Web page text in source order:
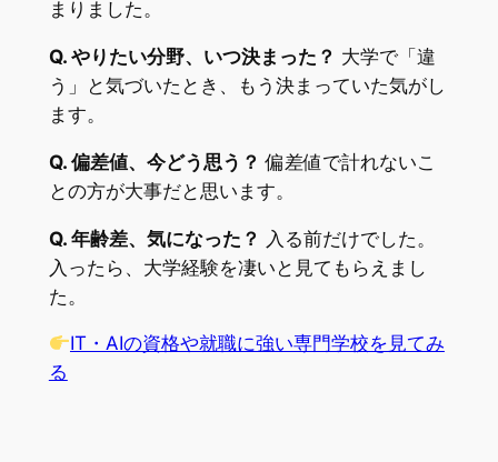
まりました。
Q. やりたい分野、いつ決まった？ 大学で「違
う」と気づいたとき、もう決まっていた気がし
ます。
Q. 偏差値、今どう思う？ 偏差値で計れないこ
との方が大事だと思います。
Q. 年齢差、気になった？ 入る前だけでした。
入ったら、大学経験を凄いと見てもらえまし
た。
IT・AIの資格や就職に強い専門学校を見てみ
る